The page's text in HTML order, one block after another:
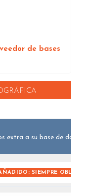
de bases
extra a su base de datos.
SIEMPRE